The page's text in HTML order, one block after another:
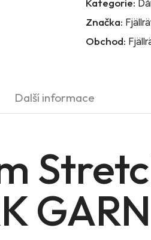
Značka:
Obchod:
Další informace